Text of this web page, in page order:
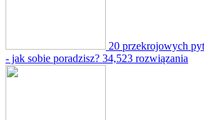
20 przekrojowych
- jak sobie poradzisz? 34,523 rozwiązania